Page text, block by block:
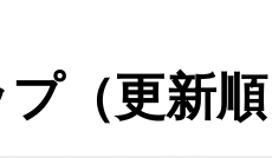
（更新